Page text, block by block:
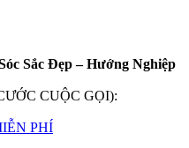
Sắc Đẹp – Hướng Nghiệp
CUỘC GỌI):
PHÍ